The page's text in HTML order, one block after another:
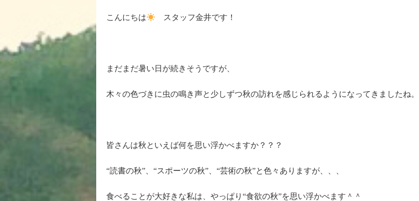
こんにちは スタッフ金井です！
まだまだ暑い日が続きそうですが、
木々の色づきに虫の鳴き声と少しずつ秋の訪れを感じられるようになってきましたね。
皆さんは秋といえば何を思い浮かべますか？？？
“読書の秋”、“スポーツの秋”、“芸術の秋”と色々ありますが、、、
食べることが大好きな私は、やっぱり“食欲の秋”を思い浮かべます＾＾